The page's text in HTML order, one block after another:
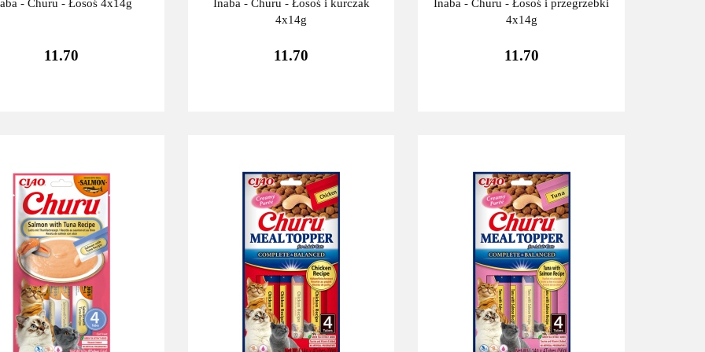
- Churu - Łosoś 4x14g
11.70
Inaba - Churu - Łosoś i kurczak
4x14g
11.70
Inaba - Churu - Łosoś i przegrzebki
4x14g
11.70